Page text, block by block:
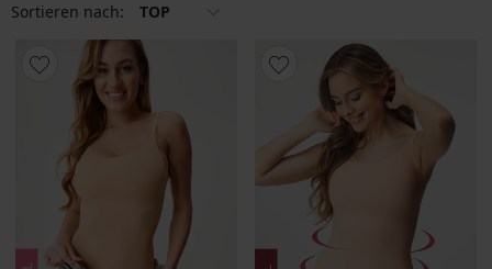
Sortieren nach: TOP